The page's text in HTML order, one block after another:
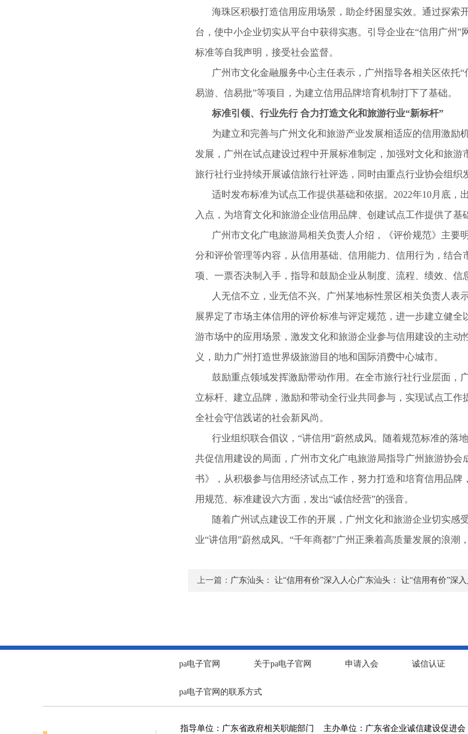
海珠区积极打造信用应用场景，助企纾困显实效。通过探索
台，使中小企业切实从平台中获得实惠。引导企业在“信用广州
标准等自我声明，接受社会监督。
广州市文化金融服务中心主任表示，广州指导各相关区依托“
易游、信易批”等项目，为建立信用品牌培育机制打下了基础。
标准引领、行业先行 合力打造文化和旅游行业“新标杆”
为建立和完善与广州文化和旅游产业发展相适应的信用激励
发展，广州在试点建设过程中开展标准制定，加强对文化和旅
旅行社行业持续开展诚信旅行社评选，同时由重点行业协会组织
适时发布标准为试点工作提供基础和依据。2022年10月底，
入点，为培育文化和旅游企业信用品牌、创建试点工作提供了基
广州市文化广电旅游局相关负责人介绍，《评价规范》主要
分和评价管理等内容，从信用基础、信用能力、信用行为，结
项、一票否决制入手，指导和鼓励企业从制度、流程、绩效、信
人无信不立，业无信不兴。广州某地标性景区相关负责人表
展界定了市场主体信用的评价标准与评定规范，进一步建立健
游市场中的应用场景，激发文化和旅游企业参与信用建设的主
义，助力广州打造世界级旅游目的地和国际消费中心城市。
鼓励重点领域发挥激励带动作用。在全市旅行社行业层面，
立标杆、建立品牌，激励和带动全行业共同参与，实现试点工作
全社会守信践诺的社会新风尚。
行业组织联合倡议，“讲信用”蔚然成风。随着规范标准的落
共促信用建设的局面，广州市文化广电旅游局指导广州旅游协
书》，从积极参与信用经济试点工作，努力打造和培育信用品
用规范、标准建设六方面，发出“诚信经营”的强音。
随着广州试点建设工作的开展，广州文化和旅游企业切实感
业“讲信用”蔚然成风。“千年商都”广州正乘着高质量发展的浪潮
上一篇： 广东汕头： 让“信用有价”深入人心广东汕头： 让“信用有价”深
pa电子官网 关于pa电子官网 申请入会 诚信认证
pa电子官网的联系方式
指导单位：广东省政府相关职能部门 主办单位：广东省企业诚信建设促进会